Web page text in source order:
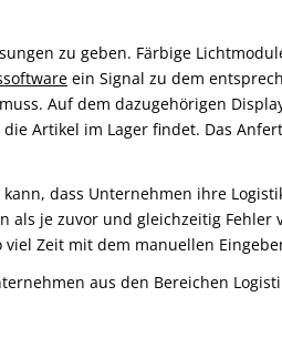
zu geben. Färbige
ein Signal zu dem
Auf dem dazugehörigen
Artikel im Lager findet. Das
dass Unternehmen ihre
je zuvor und gleichzeitig
Zeit mit dem manuellen
aus den Bereichen